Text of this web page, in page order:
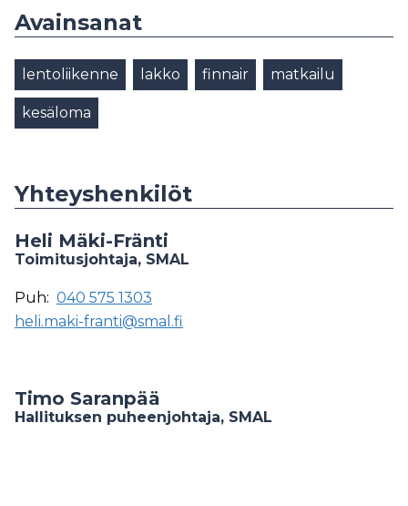
Avainsanat
lentoliikenne lakko finnair matkailu
kesäloma
Yhteyshenkilöt
Heli Mäki-Fränti
Toimitusjohtaja, SMAL
Puh: 040 575 1303
heli.maki-franti@smal.fi
Timo Saranpää
Hallituksen puheenjohtaja, SMAL